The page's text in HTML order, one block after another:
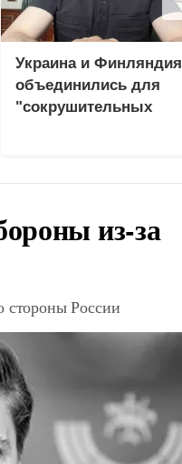
Украина и Финляндия
объединились для
"сокрушительных
из-за
стороны России